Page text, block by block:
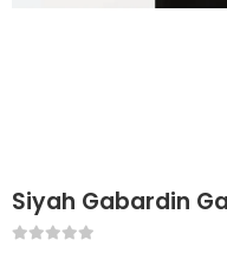
Siyah Gabardin